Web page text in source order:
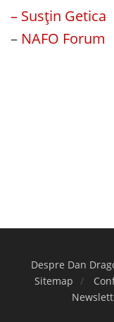
– Susțin Getica
– NAFO Forum
Despre Dan
Sitemap